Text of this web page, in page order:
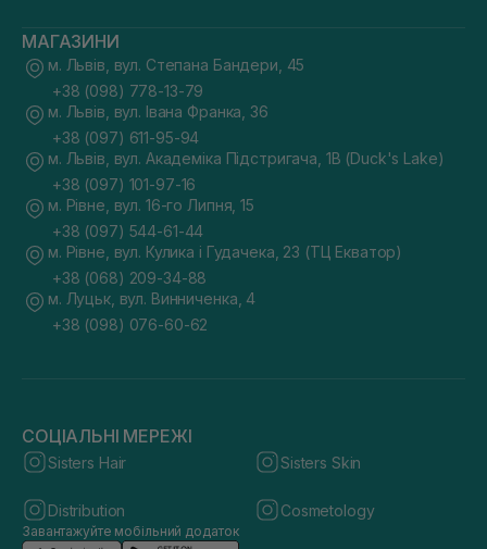
МАГАЗИНИ
м. Львів, вул. Степана Бандери, 45
+38 (098) 778-13-79
м. Львів, вул. Івана Франка, 36
+38 (097) 611-95-94
м. Львів, вул. Академіка Підстригача, 1В (Duck's Lake)
+38 (097) 101-97-16
м. Рівне, вул. 16-го Липня, 15
+38 (097) 544-61-44
м. Рівне, вул. Кулика і Гудачека, 23 (ТЦ Екватор)
+38 (068) 209-34-88
м. Луцьк, вул. Винниченка, 4
+38 (098) 076-60-62
СОЦІАЛЬНІ МЕРЕЖІ
Sisters Hair Sisters Skin
Distribution Cosmetology
Завантажуйте мобільний додаток